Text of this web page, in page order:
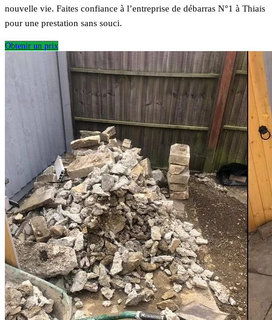
nouvelle vie. Faites confiance à l’entreprise de débarras N°1 à Thiais
pour une prestation sans souci.
Obtenir un prix